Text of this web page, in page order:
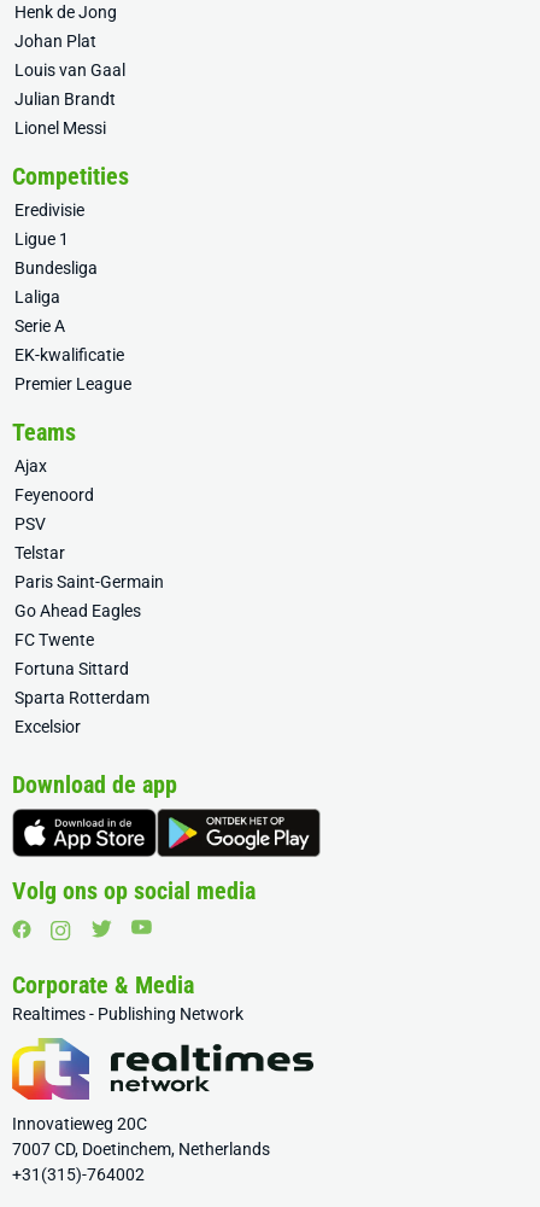
Henk de Jong
Johan Plat
Louis van Gaal
Julian Brandt
Lionel Messi
Competities
Eredivisie
Ligue 1
Bundesliga
Laliga
Serie A
EK-kwalificatie
Premier League
Teams
Ajax
Feyenoord
PSV
Telstar
Paris Saint-Germain
Go Ahead Eagles
FC Twente
Fortuna Sittard
Sparta Rotterdam
Excelsior
Download de app
Volg ons op social media
Corporate & Media
Realtimes - Publishing Network
Innovatieweg 20C
7007 CD, Doetinchem, Netherlands
+31(315)-764002